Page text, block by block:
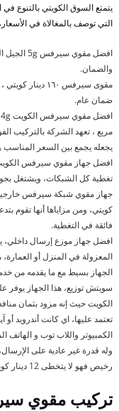
يتمتع السوق الكويتي بالتنوع
التي توصف بالمغالاة في
والضمان.
ضمان عام.
مربع ، تعهد الشركة بالتركيب
يجعله يجمع بين السعر المناسب
تغطية كل الشبكات، ويشتغل
كويتي، ومن مزاياها أنها تقوم
فائقة في التغطية.
افضل جهاز موزع إرسال داخلي،
المعزولة في المنزل أو
الجهاز بسيط مع ما يقدمه من خدمات فهو لا
سويتش توزيع، هذا الجهاز
الكويت حيث إنه مزود بثمان
تعتمد عليها، اي كانت أندرويد
الكمبيوتر واللاب توب و الهاتف
وله قدرة غير عادية على
رخيص فهو لا يتخطى 12 دينار كويتي.
تركيب مقوي